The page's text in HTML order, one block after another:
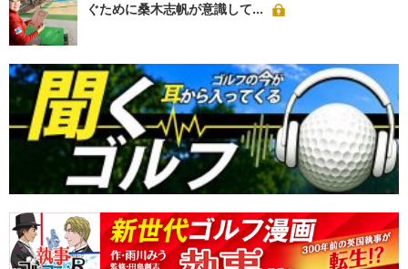
ぐために桑木志帆が意識して...